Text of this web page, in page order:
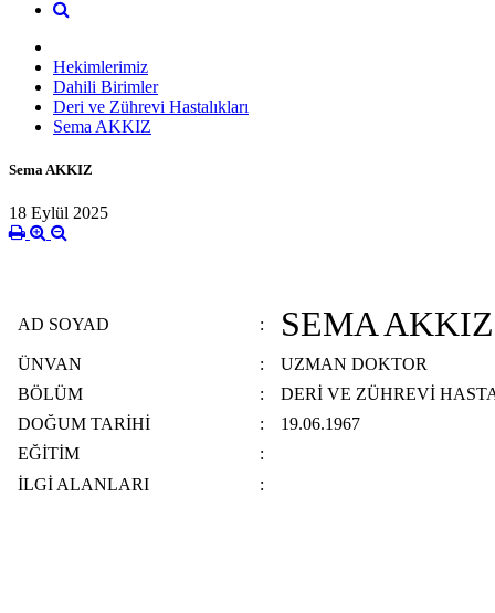
Hekimlerimiz
Dahili Birimler
Deri ve Zührevi Hastalıkları
Sema AKKIZ
Sema AKKIZ
18 Eylül 2025
AD SOYAD : SEMA AKKIZ
ÜNVAN :
UZMAN DOKTOR
BÖLÜM
:
DERİ VE ZÜHREVİ
DOĞUM TARİHİ
:
19.06.1967
EĞİTİM
:
İLGİ ALANLARI
: